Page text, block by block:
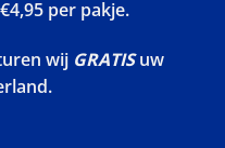
per pakje.
wij GRATISuw